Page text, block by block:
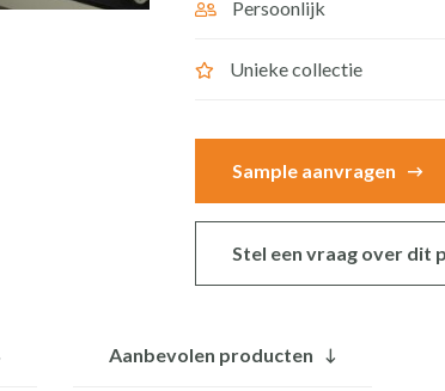
Rond
cm
|
501lc
aantal
Persoonlijk
Unieke collectie
Sample aanvragen
Stel een vraag over dit
Aanbevolen producten